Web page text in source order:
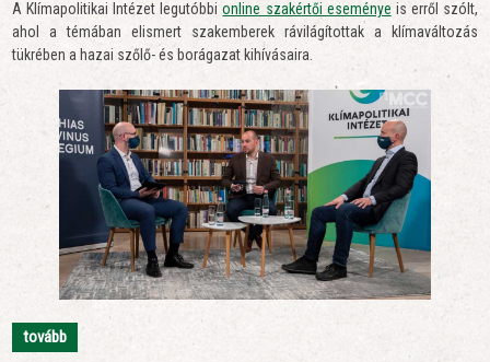
A Klímapolitikai Intézet legutóbbionline szakértői eseménye is erről szólt,
ahol a témában elismert szakemberek rávilágítottak a klímaváltozás
tükrében a hazai szőlő- és borágazat kihívásaira.
tovább